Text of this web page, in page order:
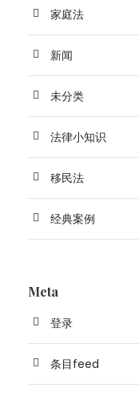
家庭法
新闻
未分类
法律小知识
移民法
经典案例
Meta
登录
条目feed